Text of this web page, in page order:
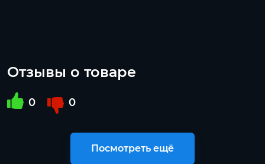
Отзывы о товаре
0 0
Посмотреть ещё